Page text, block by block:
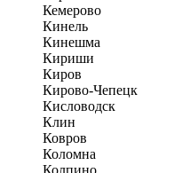
Кемерово
Кинель
Кинешма
Кириши
Киров
Кирово-Чепецк
Кисловодск
Клин
Ковров
Коломна
Колпино